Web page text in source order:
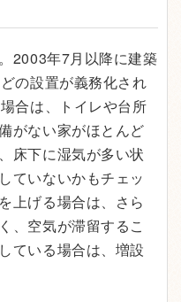
2003年7月以降に建築
の設置が義務化され
合は、トイレや台所
がない家がほとんど
床下に湿気が多い状
ていないかもチェッ
上げる場合は、さら
、空気が滞留するこ
ている場合は、増設